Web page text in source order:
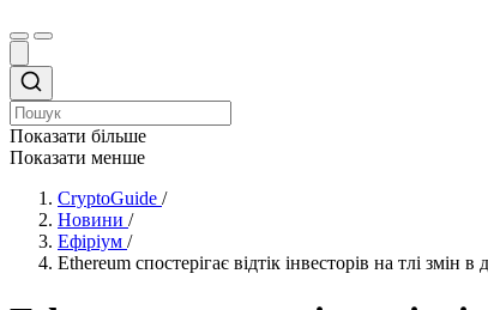
Показати більше
Показати менше
CryptoGuide /
Новини /
Ефіріум /
Ethereum спостерігає відтік інвесторів на тлі змін